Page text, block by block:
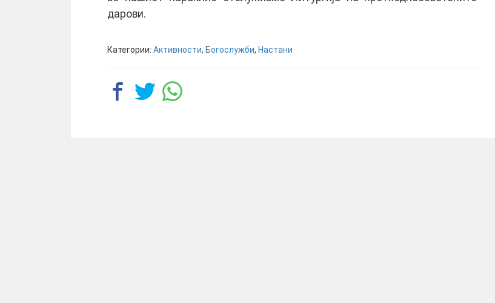
дарови.
Категории: Активности, Богослужби, Настани